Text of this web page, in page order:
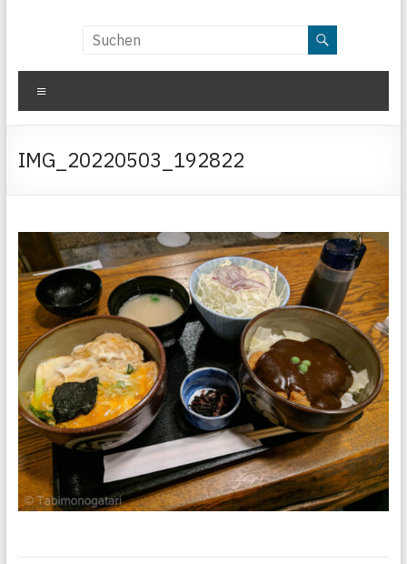
IMG_20220503_192822